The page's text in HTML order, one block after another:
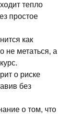
тепло
простое
как
не метаться, а
о риске
без
о том, что